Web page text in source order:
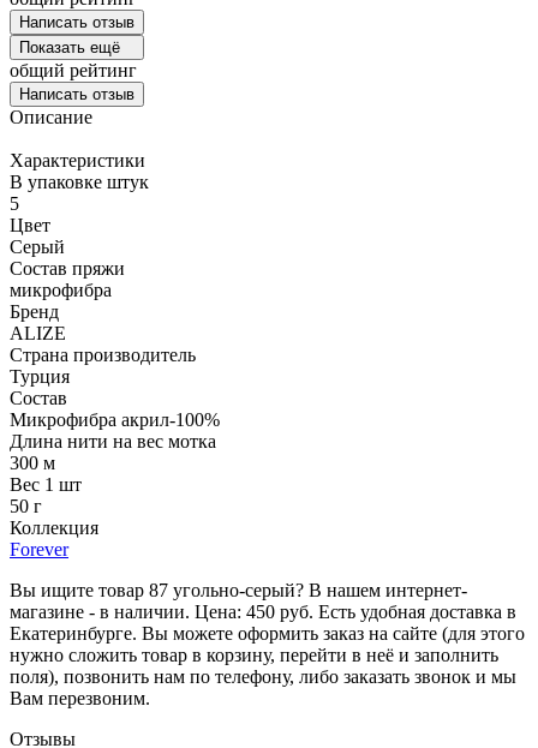
Написать отзыв
Показать ещё
общий рейтинг
Написать отзыв
Описание
Характеристики
В упаковке штук
5
Цвет
Серый
Состав пряжи
микрофибра
Бренд
ALIZE
Страна производитель
Турция
Состав
Микрофибра акрил-100%
Длина нити на вес мотка
300 м
Вес 1 шт
50 г
Коллекция
Forever
Вы ищите товар 87 угольно-серый? В нашем интернет-
магазине - в наличии. Цена: 450 руб. Есть удобная доставка в
Екатеринбурге. Вы можете оформить заказ на сайте (для этого
нужно сложить товар в корзину, перейти в неё и заполнить
поля), позвонить нам по телефону, либо заказать звонок и мы
Вам перезвоним.
Отзывы